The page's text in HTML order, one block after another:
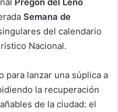
Semana de
del calendario
Nacional.
para lanzar una súplica a
la recuperación
de la ciudad: el